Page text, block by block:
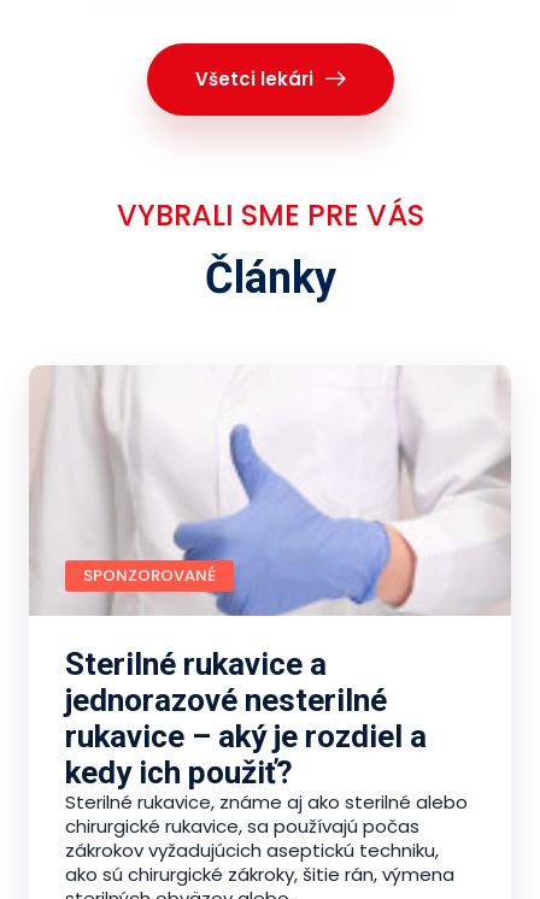
Všetci lekári
VYBRALI SME PRE VÁS
Články
SPONZOROVANÉ
Sterilné rukavice a
jednorazové nesterilné
rukavice – aký je rozdiel a
kedy ich použiť?
Sterilné rukavice, známe aj ako sterilné alebo
chirurgické rukavice, sa používajú počas
zákrokov vyžadujúcich aseptickú techniku,
ako sú chirurgické zákroky, šitie rán, výmena